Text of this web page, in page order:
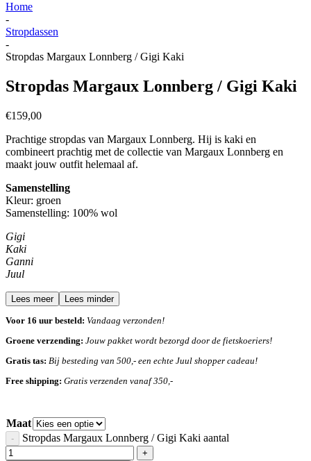
Home
-
Stropdassen
-
Stropdas Margaux Lonnberg / Gigi Kaki
Stropdas Margaux Lonnberg / Gigi Kaki
€159,00
Prachtige stropdas van Margaux Lonnberg. Hij is kaki en
combineert prachtig met de collectie van Margaux Lonnberg en
maakt jouw outfit helemaal af.
Samenstelling
Kleur: groen
Samenstelling: 100% wol
Gigi
Kaki
Ganni
Juul
Lees meer Lees minder
Voor 16 uur besteld: Vandaag verzonden!
Groene verzending: Jouw pakket wordt bezorgd door de fietskoeriers!
Gratis tas: Bij besteding van 500,- een echte Juul shopper cadeau!
Free shipping: Gratis verzenden vanaf 350,-
Maat
Stropdas Margaux Lonnberg / Gigi Kaki aantal